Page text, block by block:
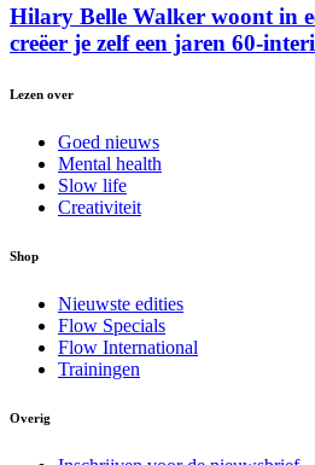
Hilary Belle Walker woont in
creëer je zelf een jaren 60-
Lezen over
Goed nieuws
Mental health
Slow life
Creativiteit
Shop
Nieuwste edities
Flow Specials
Flow International
Trainingen
Overig